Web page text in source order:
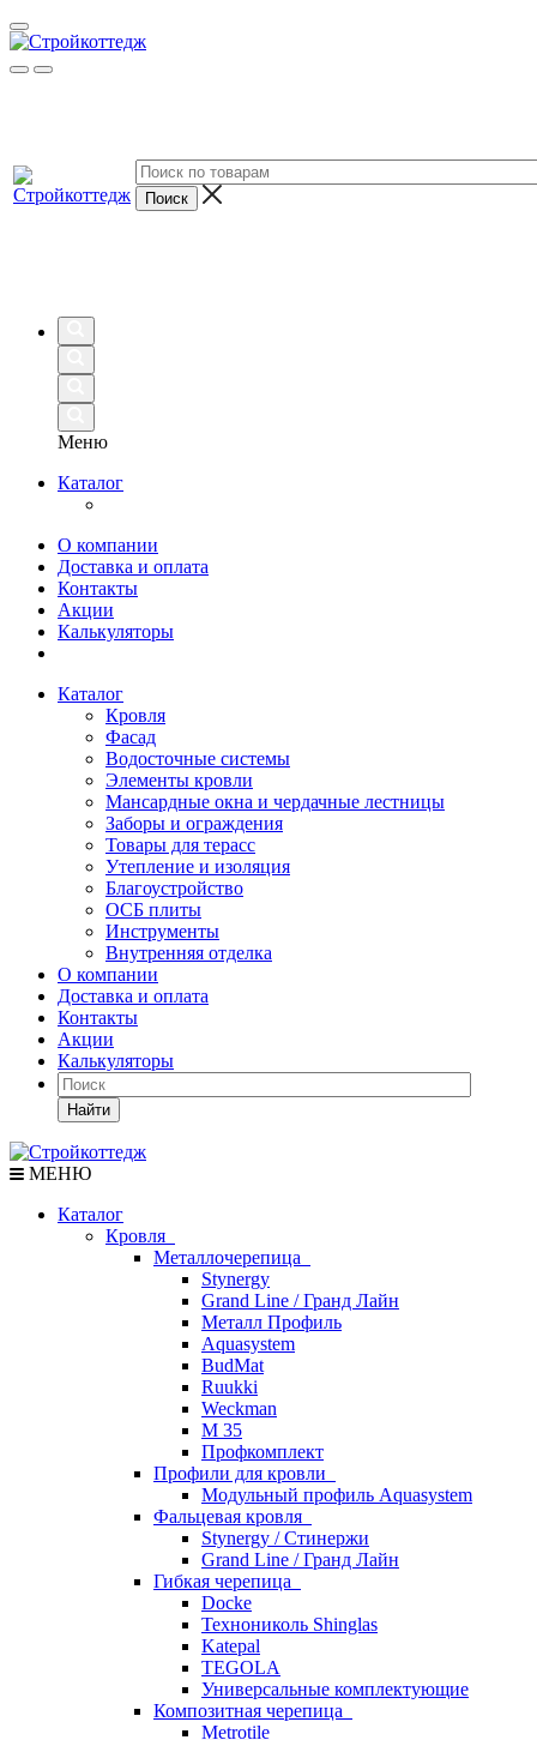
Меню
Каталог
О компании
Доставка и оплата
Контакты
Акции
Калькуляторы
Каталог
Кровля
Фасад
Водосточные системы
Элементы кровли
Мансардные окна и чердачные лестницы
Заборы и ограждения
Товары для терасс
Утепление и изоляция
Благоустройство
ОСБ плиты
Инструменты
Внутренняя отделка
О компании
Доставка и оплата
Контакты
Акции
Калькуляторы
Найти
МЕНЮ
Каталог
Кровля
Металлочерепица
Stynergy
Grand Line / Гранд Лайн
Металл Профиль
Aquasystem
BudMat
Ruukki
Weckman
М 35
Профкомплект
Профили для кровли
Модульный профиль Aquasystem
Фальцевая кровля
Stynergy / Стинержи
Grand Line / Гранд Лайн
Гибкая черепица
Docke
Технониколь Shinglas
Katepal
TEGOLA
Универсальные комплектующие
Композитная черепица
Metrotile